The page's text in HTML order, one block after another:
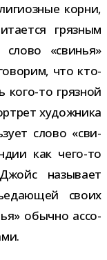
корни,
гряз­ным
«сви­нья»
что кто-​
кого-​то гряз­ной
худож­ника
слово «сви­
как чего-​то
назы­вает
своих
обычно ассо­